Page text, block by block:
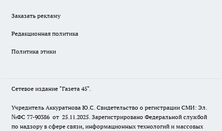
Заказать рекламу
Редакционная политика
Политика этики
Сетевое издание "Газета 45".
Учредитель Аккуратнова Ю.С. Свидетельство о регистрации СМИ: Эл.
№ФС 77-90386 от 25.11.2025. Зарегистрировано Федеральной службой
по надзору в сфере связи, информационных технологий и массовых